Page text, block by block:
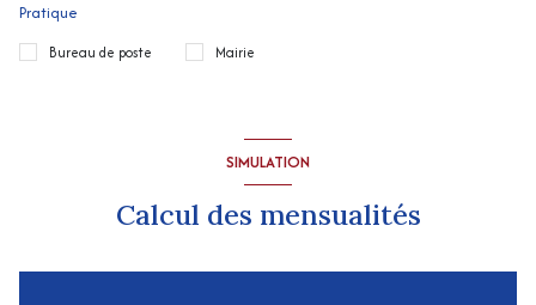
Pratique
Bureau de poste Mairie
SIMULATION
Calcul des mensualités